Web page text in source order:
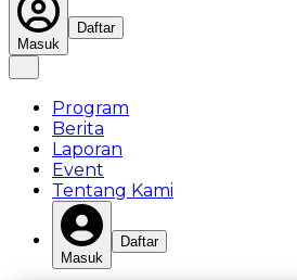
Masuk
Daftar
Program
Berita
Laporan
Event
Tentang Kami
Masuk
Daftar